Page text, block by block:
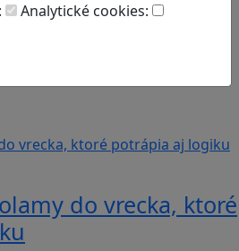
Analytické cookies:
do vrecka, ktoré